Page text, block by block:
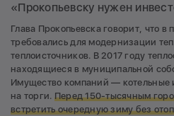
«Прокопьевску нужен
Глава Прокопьевска говорит, что
требовались для модернизации
теплоисточников. В 2017 году
находящиеся в муниципальной
Имущество компаний — котельные
на торги. Перед 150-тысячным
встретить очередную зиму без